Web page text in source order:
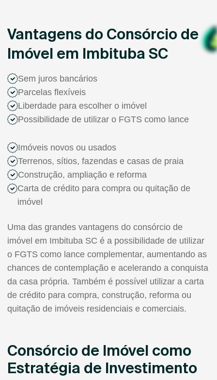
Vantagens do Consórcio de
Imóvel em Imbituba SC
Sem juros bancários
Parcelas flexíveis
Liberdade para escolher o imóvel
Possibilidade de utilizar o FGTS como lance
Imóveis novos ou usados
Terrenos, sítios, fazendas e casas de praia
Construção, ampliação e reforma
Carta de crédito para compra ou quitação de
imóvel
Uma das grandes vantagens do consórcio de
imóvel em Imbituba SC é a possibilidade de utilizar
o FGTS como lance complementar, aumentando as
chances de contemplação e acelerando a conquista
da casa própria. Também é possível utilizar a carta
de crédito para compra, construção, reforma ou
quitação de imóveis residenciais e comerciais.
Consórcio de Imóvel como
Estratégia de Investimento